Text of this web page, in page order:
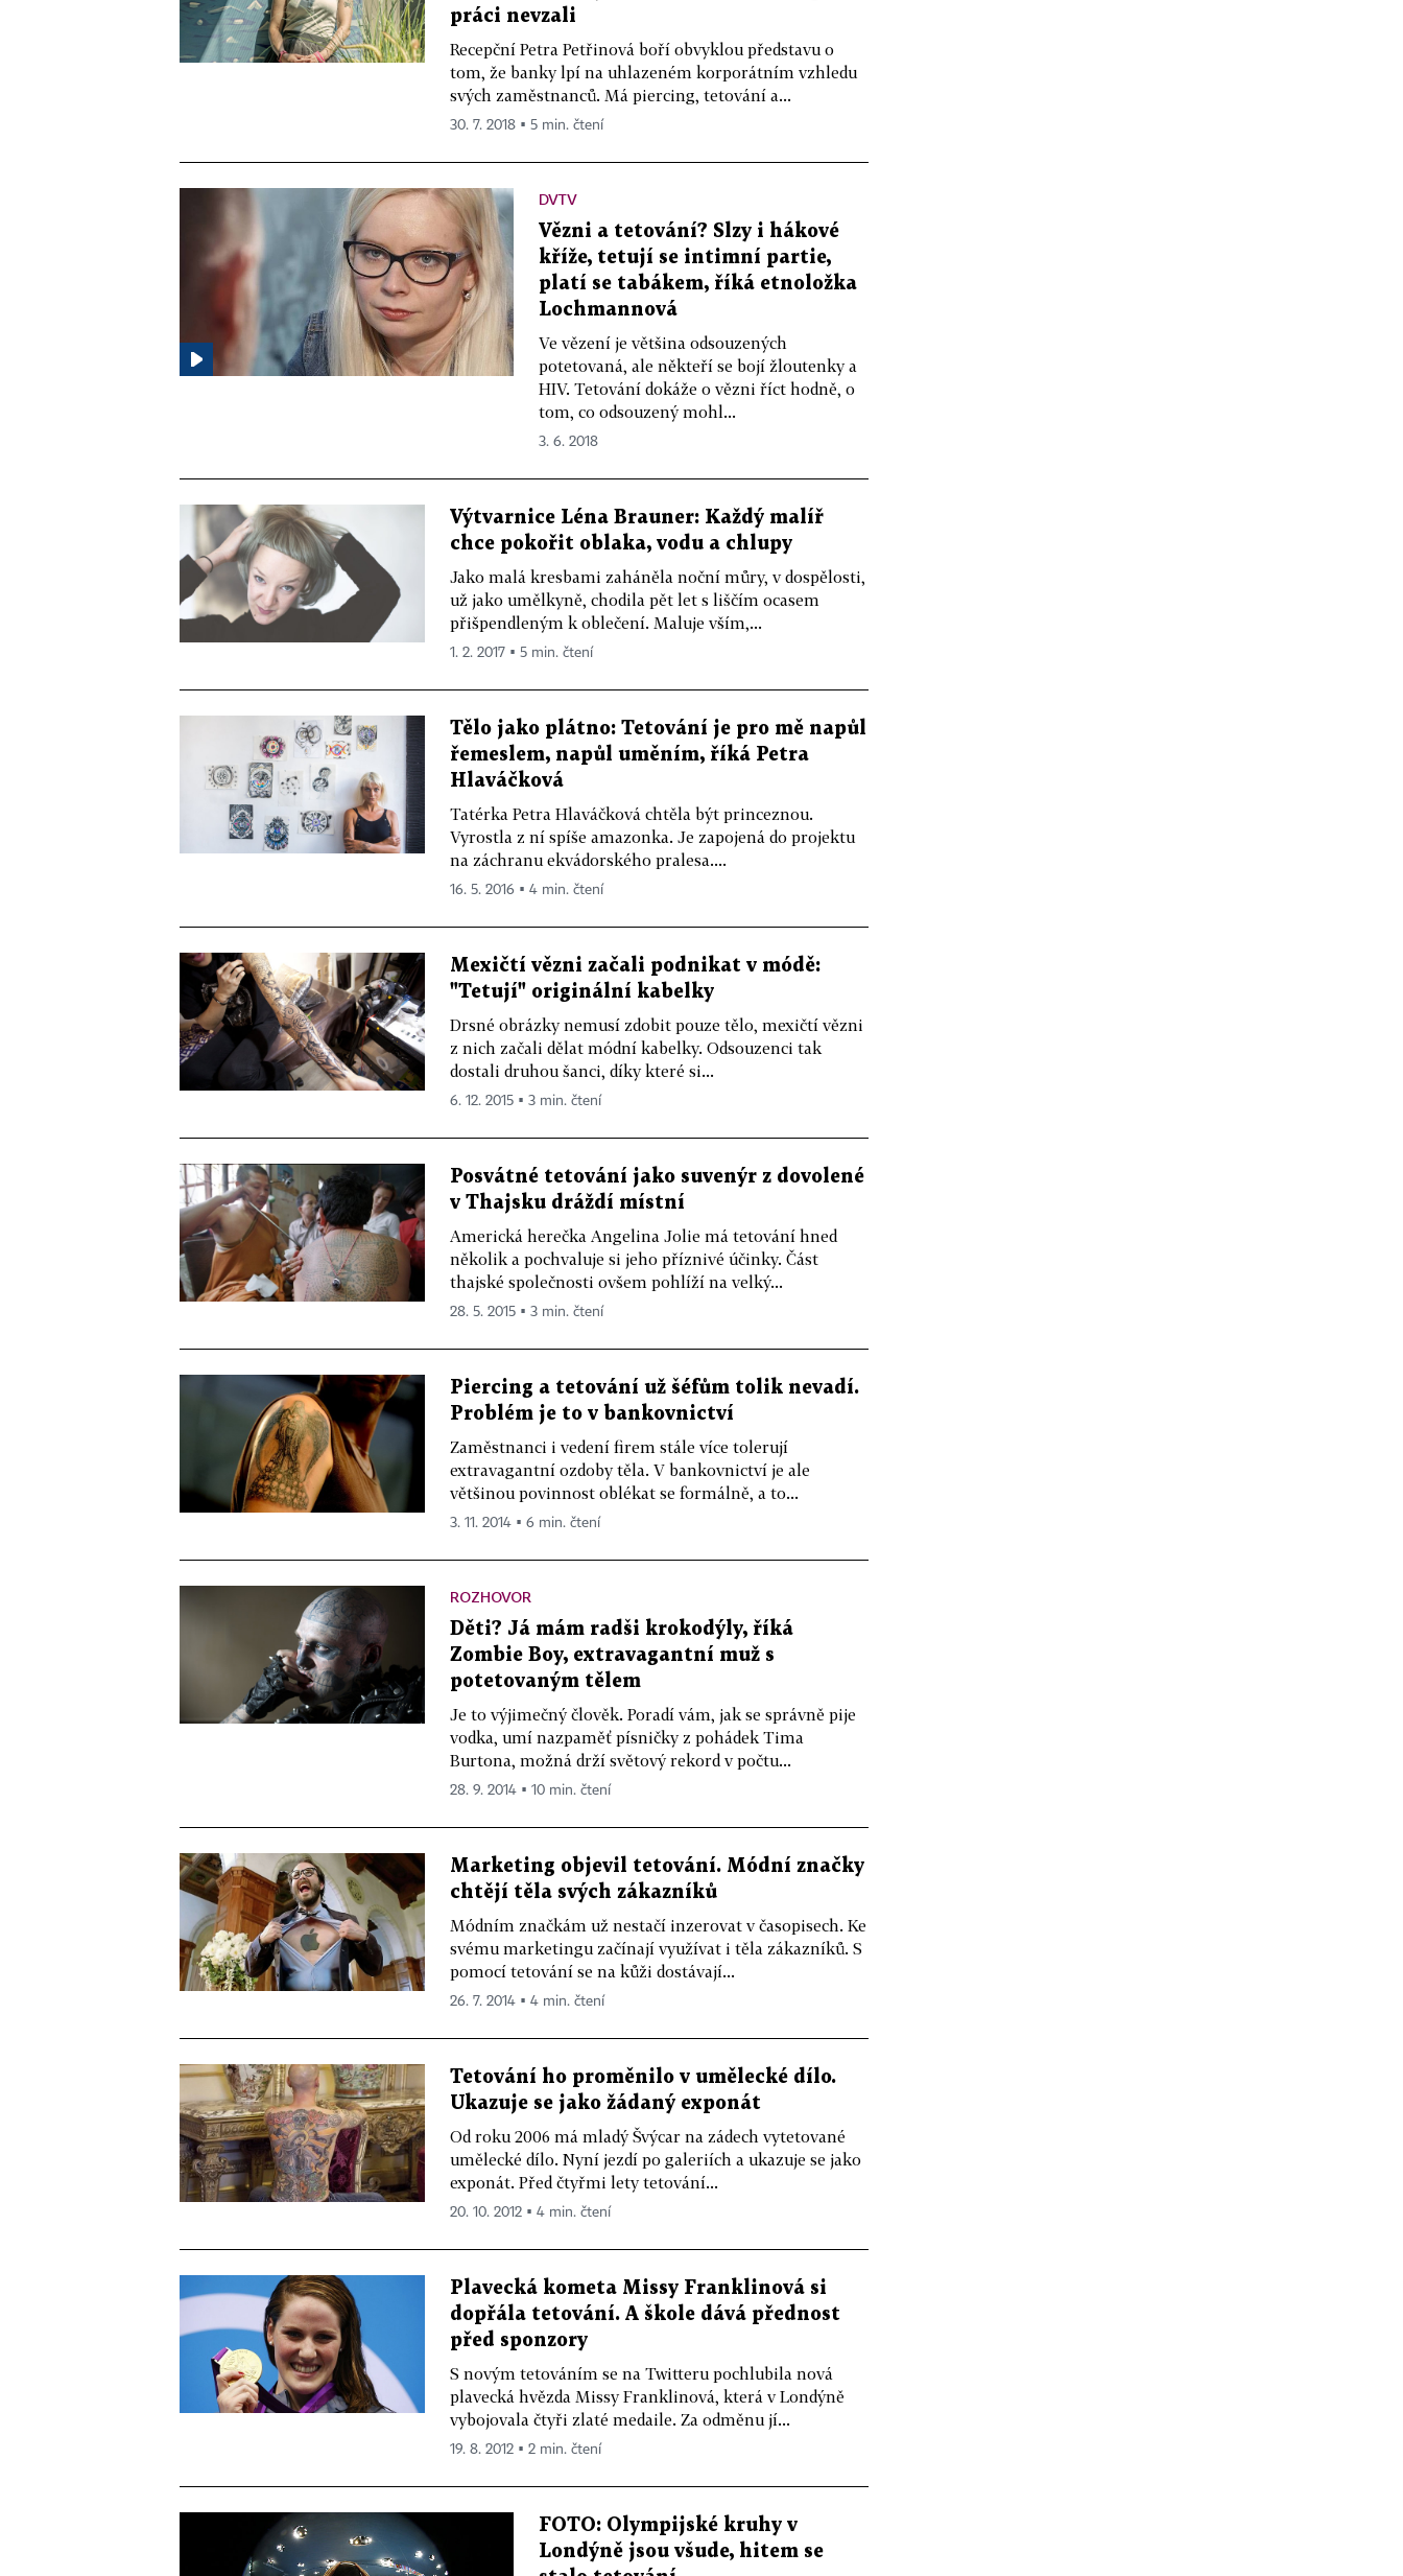
práci nevzali
Recepční Petra Petřinová boří obvyklou představu o
tom, že banky lpí na uhlazeném korporátním vzhledu
svých zaměstnanců. Má piercing, tetování a...
30. 7. 2018 ▪ 5 min. čtení
DVTV
Vězni a tetování? Slzy i hákové
kříže, tetují se intimní partie,
platí se tabákem, říká etnoložka
Lochmannová
Ve vězení je většina odsouzených
potetovaná, ale někteří se bojí žloutenky a
HIV. Tetování dokáže o vězni říct hodně, o
tom, co odsouzený mohl...
3. 6. 2018
Výtvarnice Léna Brauner: Každý malíř
chce pokořit oblaka, vodu a chlupy
Jako malá kresbami zaháněla noční můry, v dospělosti,
už jako umělkyně, chodila pět let s liščím ocasem
přišpendleným k oblečení. Maluje vším,...
1. 2. 2017 ▪ 5 min. čtení
Tělo jako plátno: Tetování je pro mě napůl
řemeslem, napůl uměním, říká Petra
Hlaváčková
Tatérka Petra Hlaváčková chtěla být princeznou.
Vyrostla z ní spíše amazonka. Je zapojená do projektu
na záchranu ekvádorského pralesa....
16. 5. 2016 ▪ 4 min. čtení
Mexičtí vězni začali podnikat v módě:
"Tetují" originální kabelky
Drsné obrázky nemusí zdobit pouze tělo, mexičtí vězni
z nich začali dělat módní kabelky. Odsouzenci tak
dostali druhou šanci, díky které si...
6. 12. 2015 ▪ 3 min. čtení
Posvátné tetování jako suvenýr z dovolené
v Thajsku dráždí místní
Americká herečka Angelina Jolie má tetování hned
několik a pochvaluje si jeho příznivé účinky. Část
thajské společnosti ovšem pohlíží na velký...
28. 5. 2015 ▪ 3 min. čtení
Piercing a tetování už šéfům tolik nevadí.
Problém je to v bankovnictví
Zaměstnanci i vedení firem stále více tolerují
extravagantní ozdoby těla. V bankovnictví je ale
většinou povinnost oblékat se formálně, a to...
3. 11. 2014 ▪ 6 min. čtení
ROZHOVOR
Děti? Já mám radši krokodýly, říká
Zombie Boy, extravagantní muž s
potetovaným tělem
Je to výjimečný člověk. Poradí vám, jak se správně pije
vodka, umí nazpaměť písničky z pohádek Tima
Burtona, možná drží světový rekord v počtu...
28. 9. 2014 ▪ 10 min. čtení
Marketing objevil tetování. Módní značky
chtějí těla svých zákazníků
Módním značkám už nestačí inzerovat v časopisech. Ke
svému marketingu začínají využívat i těla zákazníků. S
pomocí tetování se na kůži dostávají...
26. 7. 2014 ▪ 4 min. čtení
Tetování ho proměnilo v umělecké dílo.
Ukazuje se jako žádaný exponát
Od roku 2006 má mladý Švýcar na zádech vytetované
umělecké dílo. Nyní jezdí po galeriích a ukazuje se jako
exponát. Před čtyřmi lety tetování...
20. 10. 2012 ▪ 4 min. čtení
Plavecká kometa Missy Franklinová si
dopřála tetování. A škole dává přednost
před sponzory
S novým tetováním se na Twitteru pochlubila nová
plavecká hvězda Missy Franklinová, která v Londýně
vybojovala čtyři zlaté medaile. Za odměnu jí...
19. 8. 2012 ▪ 2 min. čtení
FOTO: Olympijské kruhy v
Londýně jsou všude, hitem se